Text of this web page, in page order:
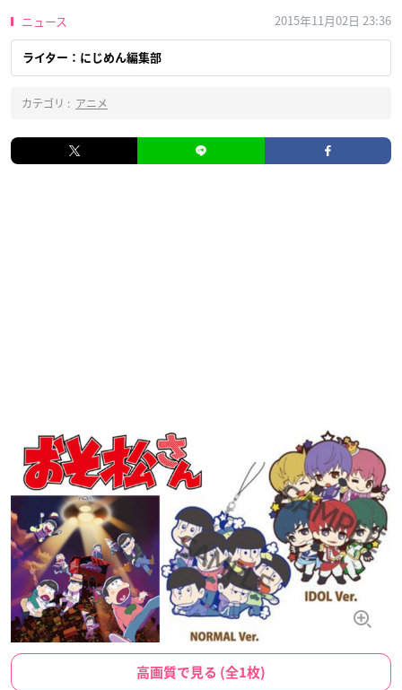
ニュース 2015年11月02日 23:36
ライター：にじめん編集部
カテゴリ : アニメ
高画質で見る (全1枚)